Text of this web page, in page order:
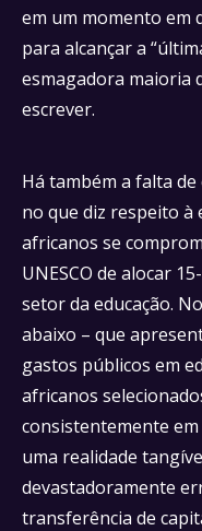
em um momento em
para alcançar a
esmagadora maioria
escrever.
Há também a falta
no que diz respeito à
africanos se
UNESCO de alocar
setor da educação.
abaixo – que
gastos públicos em
africanos
consistentemente
uma realidade
devastadoramente
transferência de